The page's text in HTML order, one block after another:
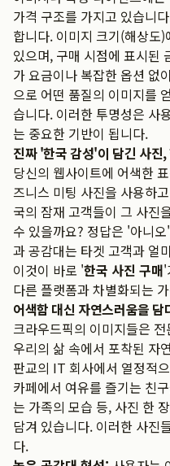
가격 구조를 가지고 있습니
합니다. 이미지 크기(해상도
있으며, 구매 시점에 표시된
가 요금이나 복잡한 옵션 없
으로 어떤 품질의 이미지를
습니다. 이러한 투명성은 사
는 중요한 기반이 됩니다.
진짜 '한국 감성'이 담긴 사진
당신의 웹사이트에 어색한
즈니스 미팅 사진을 사용하
국의 잠재 고객들이 그 사진
수 있을까요? 정답은 '아니
과 공감대는 타겟 고객과 얼
이것이 바로 '한국 사진 구매'
다른 플랫폼과 차별화되는
어색함 대신 자연스러움을 담
크라우드픽의 이미지들은
우리의 삶 속에서 포착된 자
판교의 IT 회사에서 열정적
카페에서 여유를 즐기는 친
는 가족의 모습 등, 사진 한
담겨 있습니다. 이러한 사진
다.